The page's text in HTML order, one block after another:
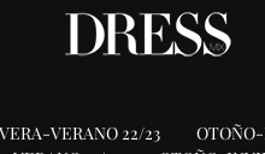
VERANO 22/23